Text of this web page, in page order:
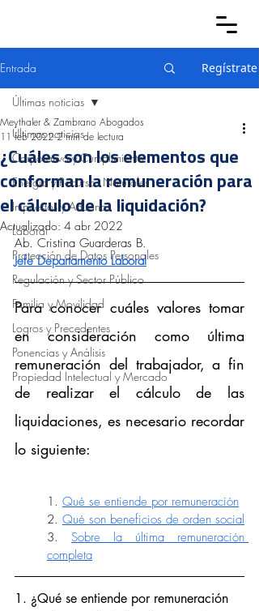
Entrada Regístrate
Últimas noticias
Corporativo y Cumplimiento
Energía y Recursos Naturales
Impuestos y Aduanas
Laboral
Protección de Datos Personales
Regulación y Sector Público
Familia y Movilidad
Logros y Precedentes
Ponencias y Análisis
Propiedad Intelectual y Mercado
Últimas noticias
¿Cuáles son los elementos que
conforman la remuneración para
el cálculo de la liquidación?
Meythaler & Zambrano Abogados
11 feb 2022 2 min de lectura
Actualizado: 4 abr 2022
Ab. Cristina Guarderas B.
Jefe Departamento Laboral
Para conocer cuáles valores tomar
en consideración como última
remuneración del trabajador, a fin
de realizar el cálculo de las
liquidaciones, es necesario recordar
lo siguiente:
1. Qué se entiende por remuneración
2. Qué son beneficios de orden social
3. Sobre la última remuneración
completa
1. ¿Qué se entiende por remuneración